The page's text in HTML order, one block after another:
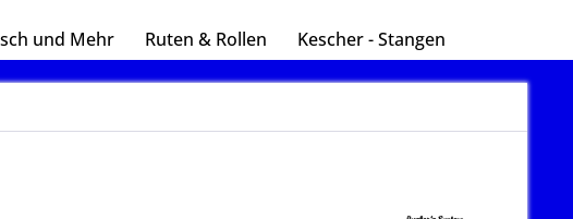
und Mehr Ruten & Rollen Kescher - Stangen